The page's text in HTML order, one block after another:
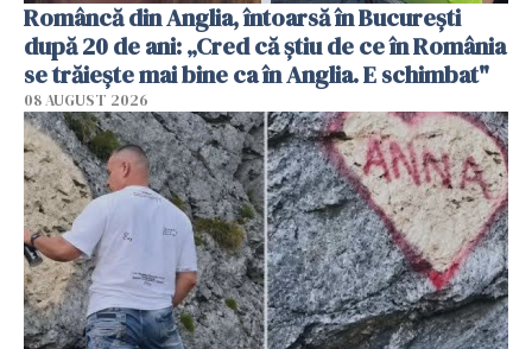
Româncă din Anglia, întoarsă în București
după 20 de ani: „Cred că știu de ce în România
se trăiește mai bine ca în Anglia. E schimbat"
08 AUGUST 2026